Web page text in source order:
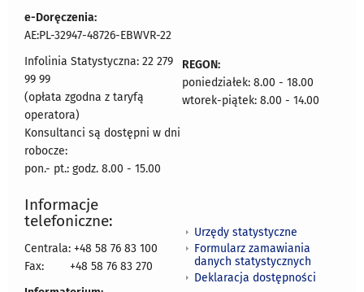
e-Doręczenia:
AE:PL-32947-48726-EBWVR-22
Infolinia Statystyczna: 22 279
99 99
(opłata zgodna z taryfą
operatora)
Konsultanci są dostępni w dni
robocze:
pon.- pt.: godz. 8.00 - 15.00
REGON:
poniedziałek: 8.00 - 18.00
wtorek-piątek: 8.00 - 14.00
Informacje
telefoniczne:
Centrala: +48 58 76 83 100
Fax:
+48 58 76 83 270
Urzędy statystyczne
Formularz zamawiania
danych statystycznych
Deklaracja dostępności